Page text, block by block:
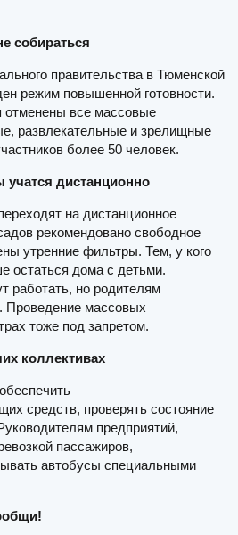
собираться
правительства в Тюменской
режим повышенной готовности.
отменены все массовые
развлекательные и зрелищные
более 50 человек.
дистанционно
на дистанционное
рекомендовано свободное
утренние фильтры. Тем, у кого
остаться дома с детьми.
работать, но родителям
Проведение массовых
тоже под запретом.
коллективах
средств, проверять состояние
предприятий,
пассажиров,
автобусы специальными